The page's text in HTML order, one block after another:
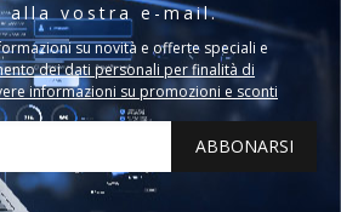
alla vostra e-mail.
su novità e offerte speciali e
dei dati personali per finalità di
informazioni su promozioni e sconti
ABBONARSI